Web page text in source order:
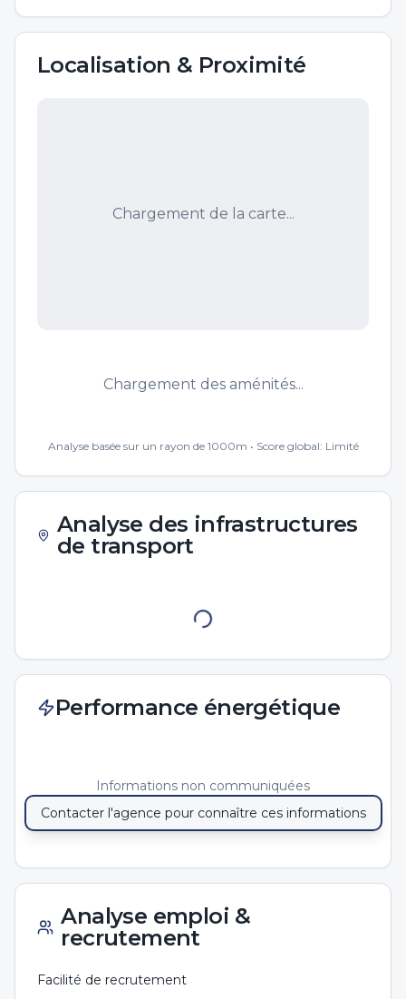
Localisation & Proximité
Chargement de la carte...
Chargement des aménités...
Analyse basée sur un rayon de 1000m • Score global: Limité
Analyse des infrastructures
de transport
Performance énergétique
Informations non communiquées
Contacter l'agence pour connaître ces informations
Analyse emploi &
recrutement
Facilité de recrutement